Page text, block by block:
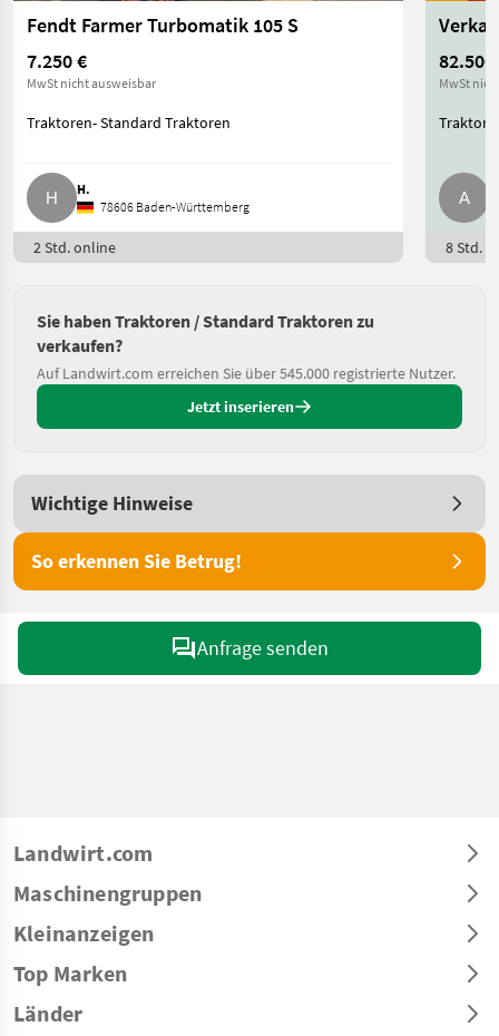
Fendt Farmer Turbomatik 105 S
7.250 €
MwSt nicht ausweisbar
Traktoren- Standard Traktoren
H.
78606 Baden-Württemberg
2 Std. online
82.500
MwSt
8 Std.
Sie haben Traktoren / Standard Traktoren zu
verkaufen?
Auf Landwirt.com erreichen Sie über 545.000 registrierte Nutzer.
Jetzt inserieren
Wichtige Hinweise
So erkennen Sie Betrug!
Anfrage senden
Landwirt.com
Maschinengruppen
Kleinanzeigen
Top Marken
Länder